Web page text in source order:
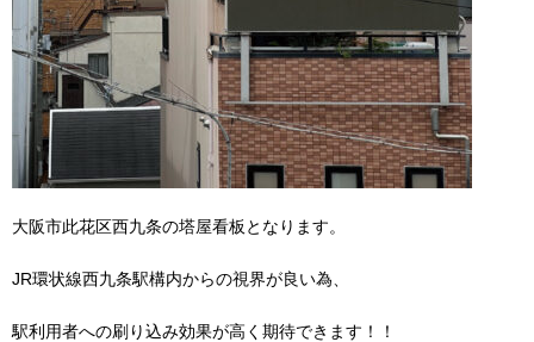
大阪市此花区西九条の塔屋看板となります。
JR環状線西九条駅構内からの視界が良い為、
駅利用者への刷り込み効果が高く期待できます！！